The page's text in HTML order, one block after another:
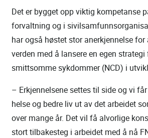
Det er bygget opp viktig kompetanse
forvaltning og i
har også høstet stor anerkjennelse
verden med å lansere en egen strategi
smittsomme sykdommer (NCD) i
– Erkjennelsene settes til side og vi
helse og bedre liv ut av det arbeidet
over mange år. Det vil få alvorlige
stort tilbakesteg i arbeidet med å nå